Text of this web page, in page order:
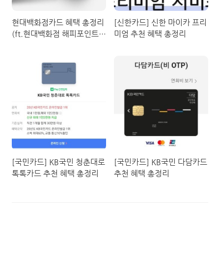
현대백화점카드 혜택 총정리
(ft.현대백화점 해피포인트카
[신한카드] 신한 마이카 프리
미엄 추천 혜택 총정리
[국민카드] KB국민 청춘대로
톡톡카드 추천 혜택 총정리
[국민카드] KB국민 다담카드
추천 혜택 총정리